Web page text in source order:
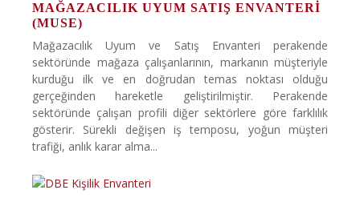
MAĞAZACILIK UYUM SATIŞ ENVANTERI
(MUSE)
Mağazacılık Uyum ve Satış Envanteri perakende
sektöründe mağaza çalışanlarının, markanın müşteriyle
kurduğu ilk ve en doğrudan temas noktası olduğu
gerçeğinden hareketle geliştirilmiştir. Perakende
sektöründe çalışan profili diğer sektörlere göre farklılık
gösterir. Sürekli değişen iş temposu, yoğun müşteri
trafiği, anlık karar alma...